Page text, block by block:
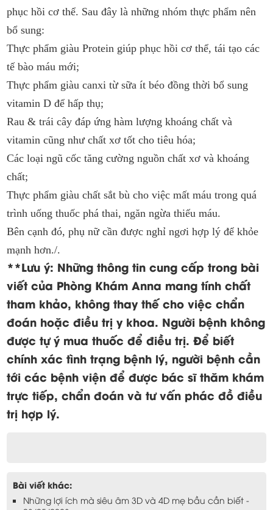
phục hồi cơ thể. Sau đây là những nhóm thực phẩm nên
bổ sung:
Thực phẩm giàu Protein giúp phục hồi cơ thể, tái tạo các
tế bào máu mới;
Thực phẩm giàu canxi từ sữa ít béo đồng thời bổ sung
vitamin D để hấp thụ;
Rau & trái cây đáp ứng hàm lượng khoáng chất và
vitamin cũng như chất xơ tốt cho tiêu hóa;
Các loại ngũ cốc tăng cường nguồn chất xơ và khoáng
chất;
Thực phẩm giàu chất sắt bù cho việc mất máu trong quá
trình uống thuốc phá thai, ngăn ngừa thiếu máu.
Bên cạnh đó, phụ nữ cần được nghỉ ngơi hợp lý để khỏe
mạnh hơn./.
**Lưu ý: Những thông tin cung cấp trong bài
viết của Phòng Khám Anna mang tính chất
tham khảo, không thay thế cho việc chẩn
đoán hoặc điều trị y khoa. Người bệnh không
được tự ý mua thuốc để điều trị.Để biết
chính xác tình trạng bệnh lý, người bệnh cần
tới các bệnh viện để được bác sĩ thăm khám
trực tiếp, chẩn đoán và tư vấn phác đồ điều
trị hợp lý.
Bài viết khác:
Những lợi ích mà siêu âm 3D và 4D mẹ bầu cần biết -